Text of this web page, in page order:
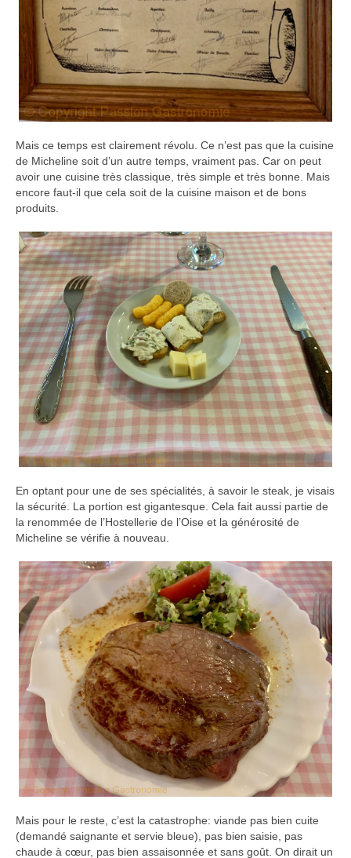
Mais ce temps est clairement révolu. Ce n’est pas que la cuisine
de Micheline soit d’un autre temps, vraiment pas. Car on peut
avoir une cuisine très classique, très simple et très bonne. Mais
encore faut-il que cela soit de la cuisine maison et de bons
produits.
En optant pour une de ses spécialités, à savoir le steak, je visais
la sécurité. La portion est gigantesque. Cela fait aussi partie de
la renommée de l’Hostellerie de l’Oise et la générosité de
Micheline se vérifie à nouveau.
Mais pour le reste, c’est la catastrophe: viande pas bien cuite
(demandé saignante et servie bleue), pas bien saisie, pas
chaude à cœur, pas bien assaisonnée et sans goût. On dirait un